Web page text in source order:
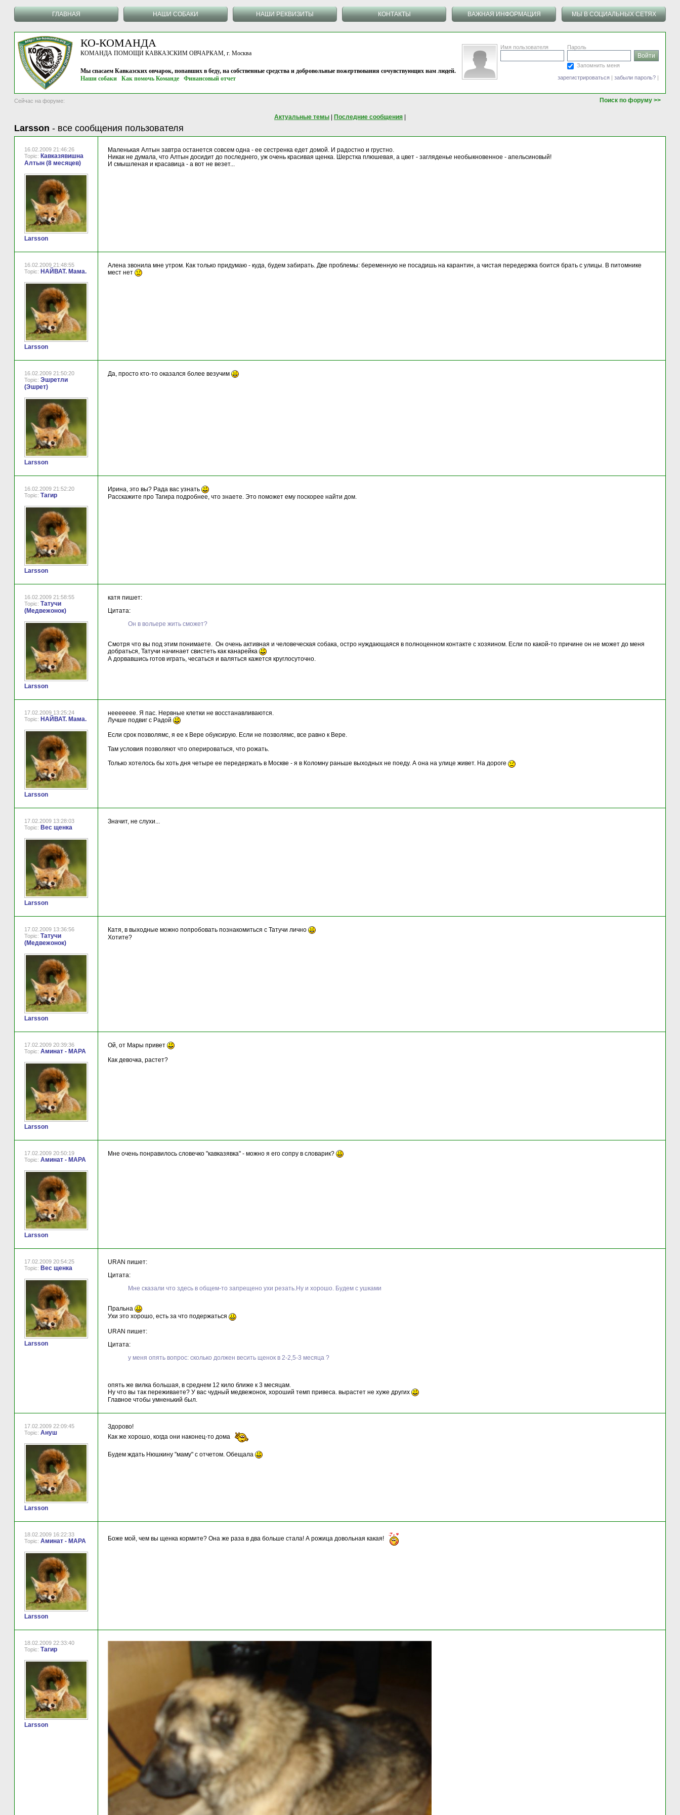
ГЛАВНАЯ НАШИ СОБАКИ НАШИ РЕКВИЗИТЫ КОНТАКТЫ ВАЖНАЯ ИНФОРМАЦИЯ МЫ В СОЦИАЛЬНЫХ СЕТЯХ
КО-КОМАНДА
КОМАНДА ПОМОЩИ КАВКАЗСКИМ ОВЧАРКАМ, г. Москва
Мы спасаем Кавказских овчарок, попавших в беду, на собственные средства и добровольные пожертвования сочувствующих нам людей.
Наши собаки
Как помочь Команде Финансовый отчет
Имя пользователя Пароль
Запомнить меня
зарегистрироваться | забыли пароль? |
Сейчас на форуме: Поиск по форуму >>
Актуальные темы Последние сообщения
Larsson - все сообщения пользователя
16.02.2009 21:46:26
Topic: Кавказявишна
Алтын (8 месяцев)
Larsson
Маленькая Алтын завтра останется совсем одна - ее сестренка едет домой. И радостно и грустно.
Никак не думала, что Алтын досидит до последнего, уж очень красивая щенка. Шерстка плюшевая, а цвет - загляденье необыкновенное - апельсиновый!
И смышленая и красавица - а вот не везет...
16.02.2009 21:48:55
Topic: НАЙВАТ. Мама.
Larsson
Алена звонила мне утром. Как только придумаю - куда, будем забирать. Две проблемы: беременную не посадишь на карантин, а чистая передержка боится брать с улицы. В питомнике
мест нет
16.02.2009 21:50:20
Topic: Эшретли
(Эшрет)
Larsson
Да, просто кто-то оказался более везучим
16.02.2009 21:52:20
Topic: Тагир
Larsson
Ирина, это вы? Рада вас узнать
Расскажите про Тагира подробнее, что знаете. Это поможет ему поскорее найти дом.
16.02.2009 21:58:55
Topic: Татучи
(Медвежонок)
Larsson
катя пишет:
Цитата:
Он в вольере жить сможет?
Смотря что вы под этим понимаете. Он очень активная и человеческая собака, остро нуждающаяся в полноценном контакте с хозяином. Если по какой-то причине он не может до меня
добраться, Татучи начинает свистеть как канарейка
А дорвавшись готов играть, чесаться и валяться кажется круглосуточно.
17.02.2009 13:25:24
Topic: НАЙВАТ. Мама.
Larsson
неееееее. Я пас. Нервные клетки не восстанавливаются.
Лучше подвиг с Радой
Если срок позволямс, я ее к Вере обуксирую. Если не позволямс, все равно к Вере.
Там условия позволяют что оперироваться, что рожать.
Только хотелось бы хоть дня четыре ее передержать в Москве - я в Коломну раньше выходных не поеду. А она на улице живет. На дороге
17.02.2009 13:28:03
Topic: Вес щенка
Larsson
Значит, не слухи...
17.02.2009 13:36:56
Topic: Татучи
(Медвежонок)
Larsson
Катя, в выходные можно попробовать познакомиться с Татучи лично
Хотите?
17.02.2009 20:39:36
Topic: Аминат - МАРА
Larsson
Ой, от Мары привет
Как девочка, растет?
17.02.2009 20:50:19
Topic: Аминат - МАРА
Larsson
Мне очень понравилось словечко "кавказявка" - можно я его сопру в словарик?
17.02.2009 20:54:25
Topic: Вес щенка
Larsson
URAN пишет:
Цитата:
Мне сказали что здесь в общем-то запрещено ухи резать.Ну и хорошо. Будем с ушками
Пральна
Ухи это хорошо, есть за что подержаться
URAN пишет:
Цитата:
у меня опять вопрос: сколько должен весить щенок в 2-2,5-3 месяца ?
опять же вилка большая, в среднем 12 кило ближе к 3 месяцам.
Ну что вы так переживаете? У вас чудный медвежонок, хороший темп привеса. вырастет не хуже других
Главное чтобы умненький был.
17.02.2009 22:09:45
Topic: Ануш
Larsson
Здорово!
Как же хорошо, когда они наконец-то дома
Будем ждать Нюшкину "маму" с отчетом. Обещала
18.02.2009 16:22:33
Topic: Аминат - МАРА
Larsson
Боже мой, чем вы щенка кормите? Она же раза в два больше стала! А рожица довольная какая!
18.02.2009 22:33:40
Topic: Тагир
Larsson